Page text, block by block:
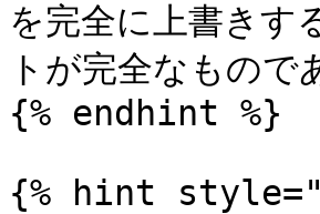
を完全に上書きす
トが完全なもの
{% endhint %}
{% hint